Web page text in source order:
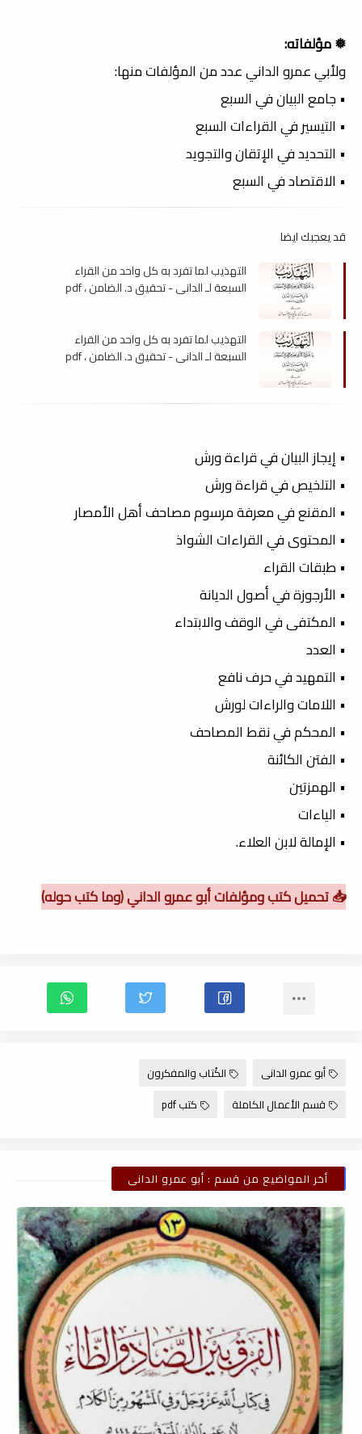
❅ مؤلفاته:
ولأبي عمرو الداني عدد من المؤلفات منها:
• جامع البيان في السبع
• التيسير في القراءات السبع
• التحديد في الإتقان والتجويد
• الاقتصاد في السبع
قد يعجبك ايضا
التهذيب لما تفرد به كل واحد من القراء
السبعة لـ الدانى - تحقيق د. الضامن ، pdf
التهذيب لما تفرد به كل واحد من القراء
السبعة لـ الدانى - تحقيق د. الضامن ، pdf
• إيجاز البيان في قراءة ورش
• التلخيص في قراءة ورش
• المقنع في معرفة مرسوم مصاحف أهل الأمصار
• المحتوى في القراءات الشواذ
• طبقات القراء
• الأرجوزة في أصول الديانة
• المكتفى في الوقف والابتداء
• العدد
• التمهيد في حرف نافع
• اللامات والراءات لورش
• المحكم في نقط المصاحف
• الفتن الكائنة
• الهمزتين
• الياءات
• الإمالة لابن العلاء.
📥 تحميل كتب ومؤلفات أبو عمرو الداني (وما كتب حوله)
أبو عمرو الدانى
الكُتاب والمفكرون
قسم الأعمال الكاملة
كتب pdf
أخر المواضيع من قسم : أبو عمرو الدانى